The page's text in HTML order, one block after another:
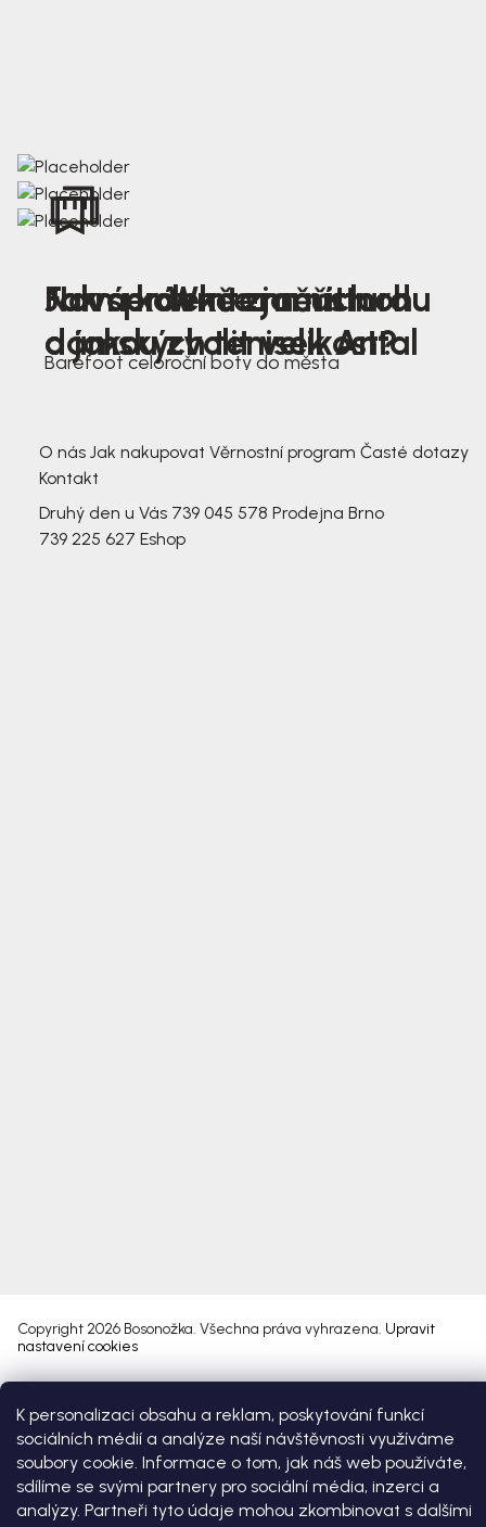
K personalizaci obsahu a reklam, poskytování funkcí
sociálních médií a analýze naší návštěvnosti využíváme
soubory cookie. Informace o tom, jak náš web používáte,
sdílíme se svými partnery pro sociální média, inzerci a
analýzy. Partneři tyto údaje mohou zkombinovat s dalšími
Nová kolekce jarních
dámských tenisek Antal
Jak správně změřit nohu
a jakou zvolit velikost?
Farmer Winter mustard
Barefoot celoroční boty do města
O nás Jak nakupovat Věrnostní program Časté dotazy
Kontakt
Druhý den u Vás 739 045 578 Prodejna Brno
739 225 627 Eshop
Copyright 2026 Bosonožka. Všechna práva vyhrazena. Upravit
nastavení cookies